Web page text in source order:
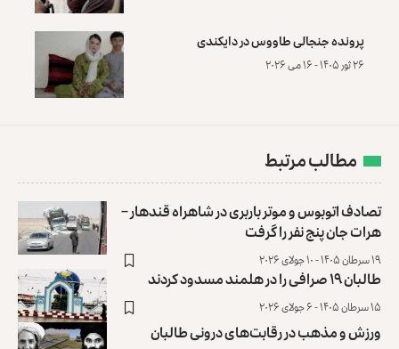
پرونده‌ جنجالی طاووس در دایکندی
۲۶ ثور ۱۴۰۵ - ۱۶ می ۲۰۲۶
مطالب مرتبط
تصادف اتوبوس و موتر‌ باربری در شاهراه قندهار –
هرات جان پنج نفر را گرفت
۱۹ سرطان ۱۴۰۵ - ۱۰ جولای ۲۰۲۶
طالبان ۱۹ صرافی را در هلمند مسدود کردند
۱۵ سرطان ۱۴۰۵ - ۶ جولای ۲۰۲۶
ورزش و مذهب در رقابت‌های درونی طالبان